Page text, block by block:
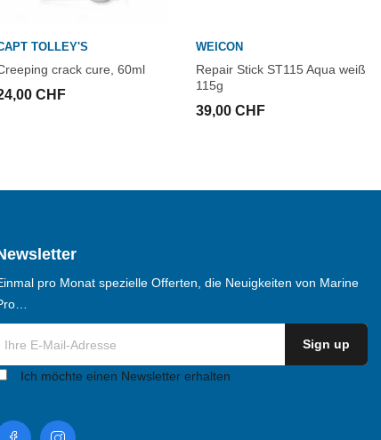
TOLLEY'S
crack cure, 60ml
CHF
WEICON
Repair Stick ST115 Aqua weiß
115g
39,00 CHF
pro Monat spezielle Offerten, die Neuigkeiten von Marine
Ich möchte einen Newsletter erhalten